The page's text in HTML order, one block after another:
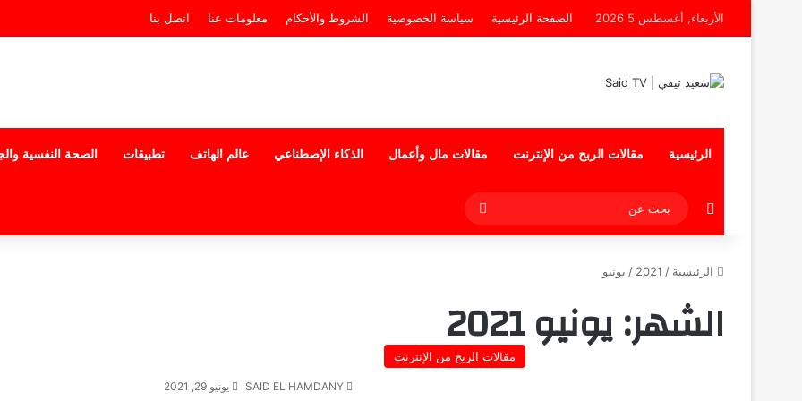
الأربعاء, أغسطس 5 2026 الصفحة الرئيسية سياسة الخصوصية الشروط والأحكام معلومات عنا اتصل بنا
الرئيسية مقالات الربح من الإنترنت مقالات مال وأعمال الذكاء الإصطناعي عالم الهاتف تطبيقات الصحة النفسية
إضافة عمود جانبي
بحث
عن
الرئيسية /
2021
/ يونيو
الشهر:يونيو 2021 مقالات الربح من الإنترنت
SAID EL HAMDANY يونيو 29, 2021